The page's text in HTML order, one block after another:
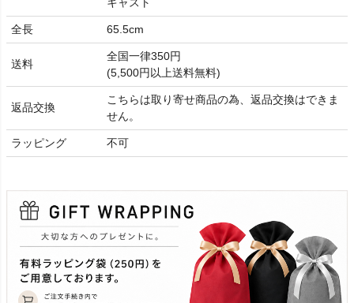
全長 65.5cm
送料
全国一律350円
(5,500円以上送料無料)
返品交換
こちらは取り寄せ商品の為、返品交換はできま
せん。
ラッピング 不可